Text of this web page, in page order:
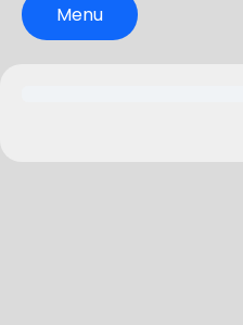
Menu